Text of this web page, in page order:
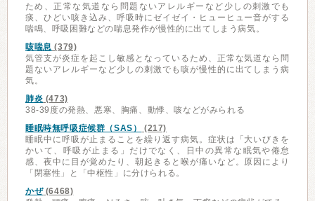
ため、正常な気道なら問題ないアレルギーなど少しの刺激でも
痰、ひどい咳き込み、呼吸時にゼイゼイ・ヒューヒュー音がする
喘鳴、呼吸困難などの喘息発作が慢性的に出てしまう病気。
咳喘息 (379)
気管支が炎症を起こし敏感となっているため、正常な気道なら問
題ないアレルギーなど少しの刺激でも咳が慢性的に出てしまう病
気。
肺炎 (473)
38-39度の発熱、悪寒、胸痛、動悸、咳などがみられる
睡眠時無呼吸症候群（SAS）
(217)
睡眠中に呼吸が止まることを繰り返す病気。症状は「大いびきを
かいて、呼吸が止まる」だけでなく、日中の異常な眠気や倦怠
感、夜中に目が覚めたり、朝起きると喉が痛いなど。原因により
「閉塞性」と「中枢性」に分けられる。
かぜ(6468)